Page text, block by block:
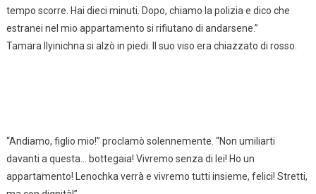
tempo scorre. Hai dieci minuti. Dopo, chiamo la polizia e dico che
estranei nel mio appartamento si rifiutano di andarsene.”
Tamara Ilyinichna si alzò in piedi. Il suo viso era chiazzato di rosso.
“Andiamo, figlio mio!” proclamò solennemente. “Non umiliarti
davanti a questa… bottegaia! Vivremo senza di lei! Ho un
appartamento! Lenochka verrà e vivremo tutti insieme, felici! Stretti,